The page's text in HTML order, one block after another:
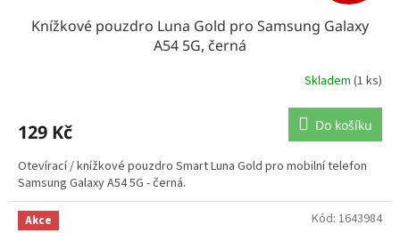
Knížkové pouzdro Luna Gold pro Samsung Galaxy
A54 5G, černá
Skladem (1 ks)
129 Kč Do košíku
Otevírací / knížkové pouzdro Smart Luna Gold pro mobilní telefon
Samsung Galaxy A54 5G - černá.
Akce Kód: 1643984